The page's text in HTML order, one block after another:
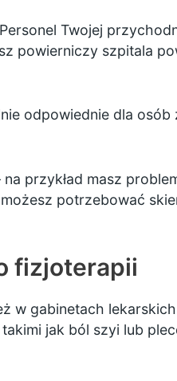
Twojej
powierniczy szpitala
odpowiednie dla
przykład masz
potrzebować
fizjoterapii
w gabinetach
jak ból szyi lub